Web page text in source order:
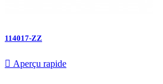
114017-ZZ
 Aperçu rapide